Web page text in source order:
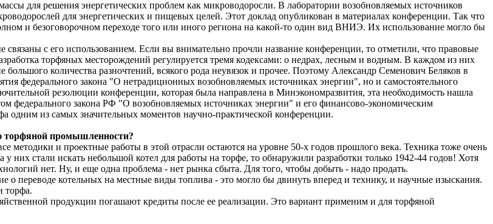
для решения энергетических проблем как микроводоросли. В лаборатории возобновляемых источников
для энергетических и пищевых целей. Этот доклад опубликован в материалах конференции. Так что
и безоговорочном переходе того или иного региона на какой-то один вид ВНИЭ. Их использование могло бы
с его использованием. Если вы внимательно прочли название конференции, то отметили, что правовые
торфяных месторождений регулируется тремя кодексами: о недрах, лесным и водным. В каждом из них
большого количества разночтений, всякого рода неувязок и прочее. Поэтому Александр Семенович Беляков в
федерального закона "О нетрадиционных возобновляемых источниках энергии", но и самостоятельного
резолюции конференции, которая была направлена в Минэкономразвития, эта необходимость нашла
федерального закона РФ "О возобновляемых источниках энергии" и его финансово-экономическим
одним из самых значительных моментов научно-практической конференции.
торфяной промышленности?
методики и проектные работы в этой отрасли остаются на уровне 50-х годов прошлого века. Техника тоже очень
у них стали искать небольшой котел для работы на торфе, то обнаружили разработки только 1942-44 годов! Хотя
нет. Ну, и еще одна проблема - нет рынка сбыта. Для того, чтобы добыть - надо продать.
о переводе котельных на местные виды топлива - это могло бы двинуть вперед и технику, и научные изыскания.
торфа.
продукции погашают кредиты после ее реализации. Это вариант применим и для торфяной